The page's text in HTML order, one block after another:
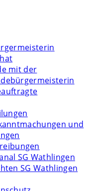
mit der
und
SG Wathlingen
SG Wathlingen